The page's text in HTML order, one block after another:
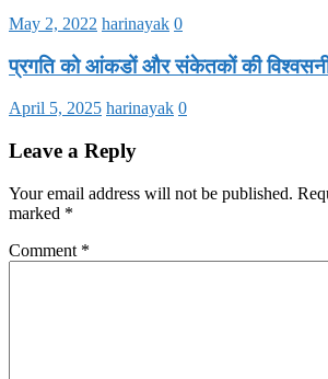
May 2, 2022 harinayak 0
प्रगति को आंकडों और संकेतकों की
April 5, 2025 harinayak 0
Leave a Reply
Your email address will not be published.
marked *
Comment *